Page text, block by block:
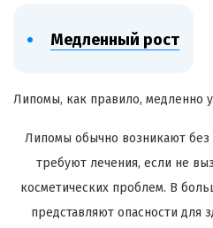
Медленный рост
Липомы, как правило, медленно
Липомы обычно возникают
требуют лечения, если не
косметических проблем. В
представляют опасности для